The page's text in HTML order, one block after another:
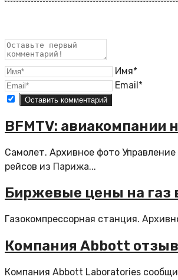
Имя*
Email*
BFMTV: авиакомпании
Самолет. Архивное фото
рейсов из Парижа...
Биржевые цены на газ
Газокомпрессорная станция.
Компания Abbott
Компания Abbott Laboratories